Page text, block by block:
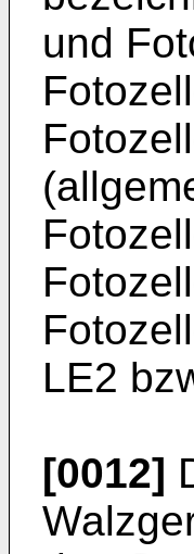
und
LE2
[0012]